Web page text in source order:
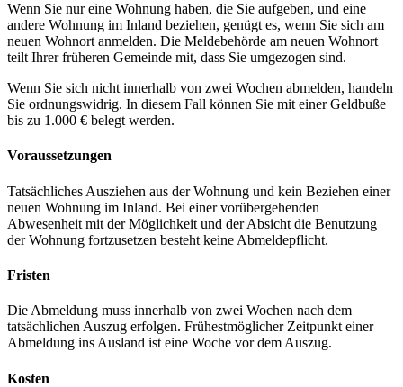
Wenn Sie nur eine Wohnung haben, die Sie aufgeben, und eine
andere Wohnung im Inland beziehen, genügt es, wenn Sie sich am
neuen Wohnort anmelden. Die Meldebehörde am neuen Wohnort
teilt Ihrer früheren Gemeinde mit, dass Sie umgezogen sind.
Wenn Sie sich nicht innerhalb von zwei Wochen abmelden, handeln
Sie ordnungswidrig. In diesem Fall können Sie mit einer Geldbuße
bis zu 1.000 € belegt werden.
Voraussetzungen
Tatsächliches Ausziehen aus der Wohnung und kein Beziehen einer
neuen Wohnung im Inland. Bei einer vorübergehenden
Abwesenheit mit der Möglichkeit und der Absicht die Benutzung
der Wohnung fortzusetzen besteht keine Abmeldepflicht.
Fristen
Die Abmeldung muss innerhalb von zwei Wochen nach dem
tatsächlichen Auszug erfolgen. Frühestmöglicher Zeitpunkt einer
Abmeldung ins Ausland ist eine Woche vor dem Auszug.
Kosten